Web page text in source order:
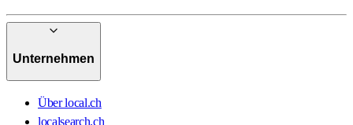
Unternehmen
Über local.ch
localsearch.ch